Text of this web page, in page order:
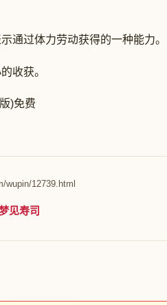
过体力劳动获得的一种能力。
收获。
)免费
wupin/12739.html
见寿司